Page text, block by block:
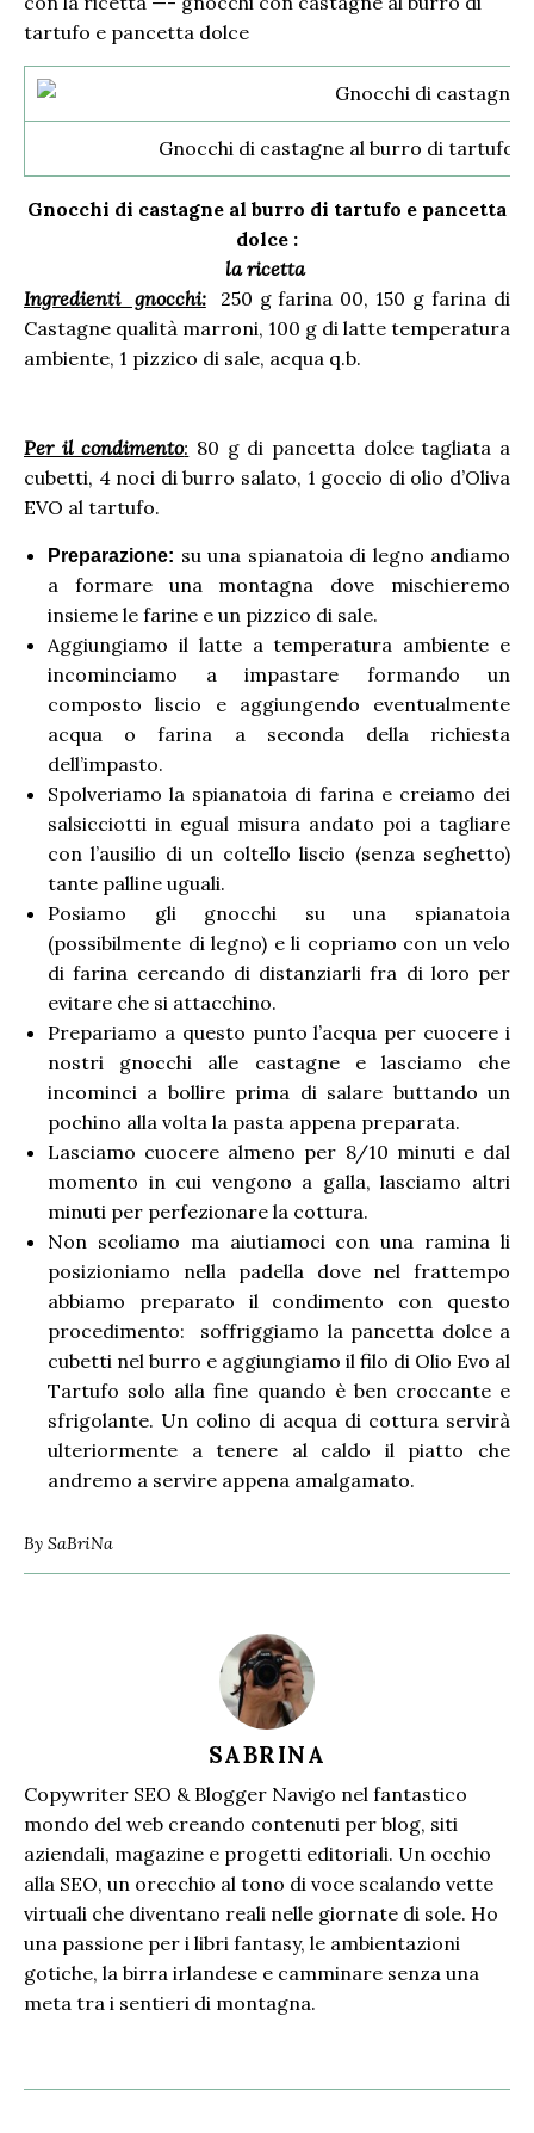
tartufo e pancetta dolce
Gnocchi di castagne al burro di tartufo
Gnocchi di castagne al burro di tartufo e pancetta
dolce :
la ricetta
Ingredienti gnocchi:
250 g farina 00, 150 g farina di
Castagne qualità marroni, 100 g di latte temperatura
ambiente, 1 pizzico di sale, acqua q.b.
Per il condimento: 80 g di pancetta dolce tagliata a
cubetti, 4 noci di burro salato, 1 goccio di olio d’Oliva
EVO al tartufo.
Preparazione: su una spianatoia di legno andiamo
a formare una montagna dove mischieremo
insieme le farine e un pizzico di sale.
Aggiungiamo il latte a temperatura ambiente e
incominciamo a impastare formando un
composto liscio e aggiungendo eventualmente
acqua o farina a seconda della richiesta
dell’impasto.
Spolveriamo la spianatoia di farina e creiamo dei
salsicciotti in egual misura andato poi a tagliare
con l’ausilio di un coltello liscio (senza seghetto)
tante palline uguali.
Posiamo gli gnocchi su una spianatoia
(possibilmente di legno) e li copriamo con un velo
di farina cercando di distanziarli fra di loro per
evitare che si attacchino.
Prepariamo a questo punto l’acqua per cuocere i
nostri gnocchi alle castagne e lasciamo che
incominci a bollire prima di salare buttando un
pochino alla volta la pasta appena preparata.
Lasciamo cuocere almeno per 8/10 minuti e dal
momento in cui vengono a galla, lasciamo altri
minuti per perfezionare la cottura.
Non scoliamo ma aiutiamoci con una ramina li
posizioniamo nella padella dove nel frattempo
abbiamo preparato il condimento con questo
procedimento: soffriggiamo la pancetta dolce a
cubetti nel burro e aggiungiamo il filo di Olio Evo al
Tartufo solo alla fine quando è ben croccante e
sfrigolante. Un colino di acqua di cottura servirà
ulteriormente a tenere al caldo il piatto che
andremo a servire appena amalgamato.
By SaBriNa
SABRINA
Copywriter SEO & Blogger Navigo nel fantastico
mondo del web creando contenuti per blog, siti
aziendali, magazine e progetti editoriali. Un occhio
alla SEO, un orecchio al tono di voce scalando vette
virtuali che diventano reali nelle giornate di sole. Ho
una passione per i libri fantasy, le ambientazioni
gotiche, la birra irlandese e camminare senza una
meta tra i sentieri di montagna.